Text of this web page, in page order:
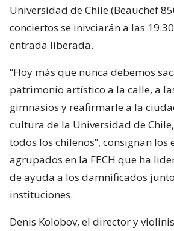
Universidad de Chile (Beauchef
conciertos se inivciarán a las
entrada liberada.
“Hoy más que nunca debemos
patrimonio artístico a la calle, a
gimnasios y reafirmarle a la
cultura de la Universidad de
todos los chilenos”, consignan los
agrupados en la FECH que ha
de ayuda a los damnificados
instituciones.
Denis Kolobov, el director y